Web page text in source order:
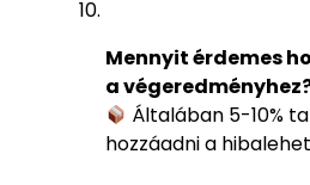
Mennyit érdemes
a
Általában 5-10%
hozzáadni a